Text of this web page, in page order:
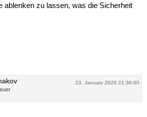
ablenken zu lassen, was die Sicherheit
23. January 2026 21:36:00